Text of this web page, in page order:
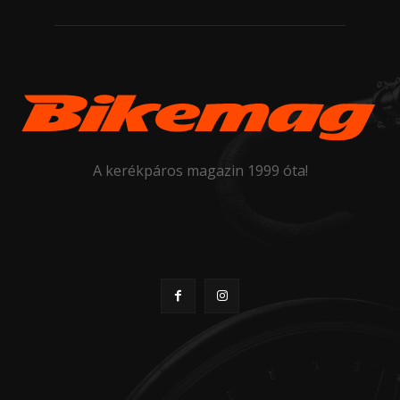
A kerékpáros magazin 1999 óta!